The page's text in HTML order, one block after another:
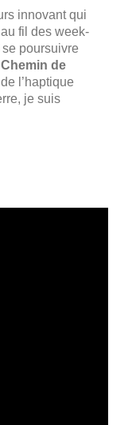
innovant qui
fil des week-
poursuivre
Chemin de
l’haptique
je suis